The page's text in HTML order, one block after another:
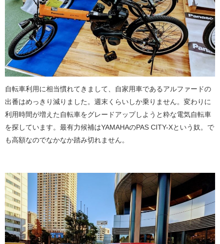
自転車利用に相当慣れてきまして、自家用車であるアルファードの
出番はめっきり減りました。週末くらいしか乗りません。変わりに
利用時間が増えた自転車をグレードアップしようと粋な電気自転車
を探しています。最有力候補はYAMAHAのPAS CITY-Xという奴。で
も高額なのでなかなか踏み切れません。